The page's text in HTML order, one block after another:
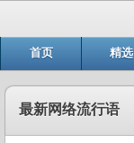
首页 精选
最新网络流行语